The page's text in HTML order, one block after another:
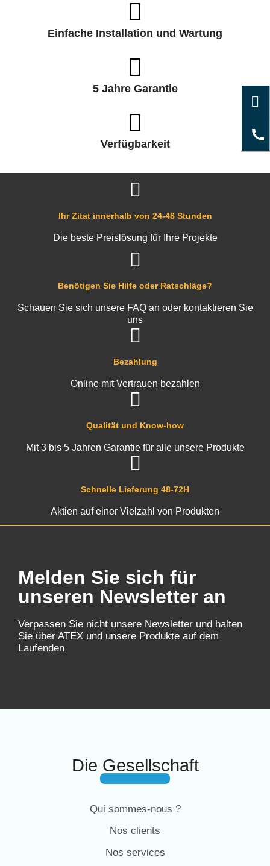
Einfache Installation und Wartung
5 Jahre Garantie
Verfügbarkeit
Schnelle Lieferung 48-72H
Aktien auf einer Vielzahl von Produkten
Qualität und Know-how
Mit 3 bis 5 Jahren Garantie für alle unsere Produkte
Bezahlung
Online mit Vertrauen bezahlen
Benötigen Sie Hilfe oder Ratschläge?
Schauen Sie sich unsere FAQ an oder kontaktieren Sie
uns
Ihr Zitat innerhalb von 24-48 Stunden
Die beste Preislösung für Ihre Projekte
Melden Sie sich für
unseren Newsletter an
Verpassen Sie nicht unsere Newsletter und halten
Sie über ATEX und unsere Produkte auf dem
Laufenden
Die Gesellschaft
Qui sommes-nous ?
Nos clients
Nos services